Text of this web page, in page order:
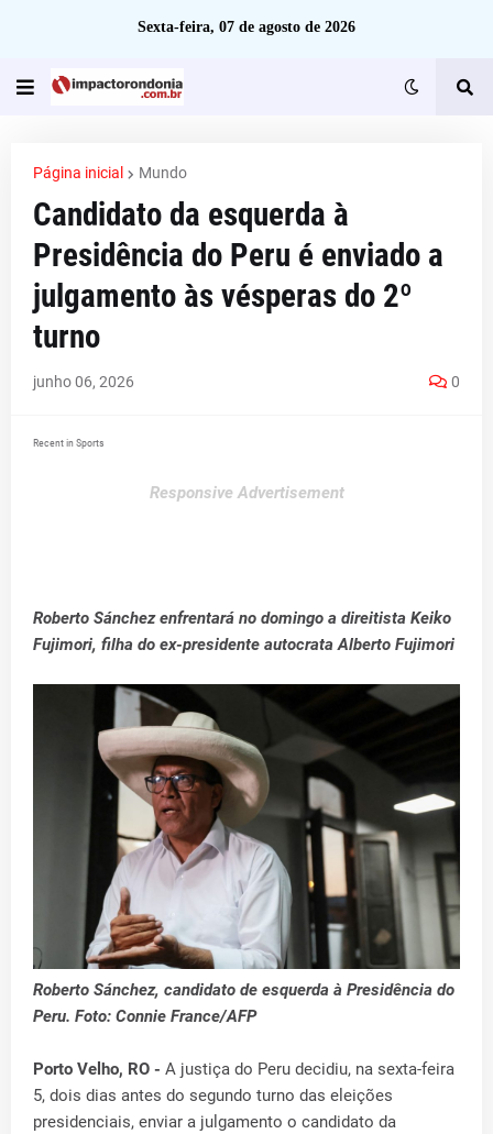
Sexta-feira, 07 de agosto de 2026
Página inicial Mundo
Candidato da esquerda à
Presidência do Peru é enviado a
julgamento às vésperas do 2º
turno
junho 06, 2026 0
Recent in Sports
Responsive Advertisement
Roberto Sánchez enfrentará no domingo a direitista Keiko
Fujimori, filha do ex-presidente autocrata Alberto Fujimori
Roberto Sánchez, candidato de esquerda à Presidência do
Peru. Foto: Connie France/AFP
Porto Velho, RO - A justiça do Peru decidiu, na sexta-feira
5, dois dias antes do segundo turno das eleições
presidenciais, enviar a julgamento o candidato da